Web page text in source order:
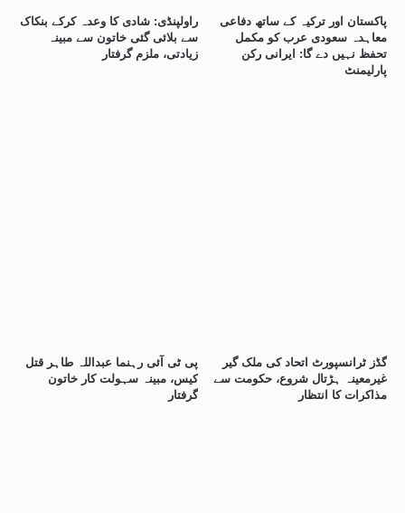
راولپنڈی: شادی کا وعدہ کرکے بنکاک
سے بلائی گئی خاتون سے مبینہ
زیادتی، ملزم گرفتار
پاکستان اور ترکیہ کے ساتھ دفاعی
معاہدہ سعودی عرب کو مکمل
تحفظ نہیں دے گا: ایرانی رکن
پارلیمنٹ
پی ٹی آئی رہنما عبداللہ طاہر قتل
کیس، مبینہ سہولت کار خاتون
گرفتار
گڈز ٹرانسپورٹ اتحاد کی ملک گیر
غیرمعینہ ہڑتال شروع، حکومت سے
مذاکرات کا انتظار